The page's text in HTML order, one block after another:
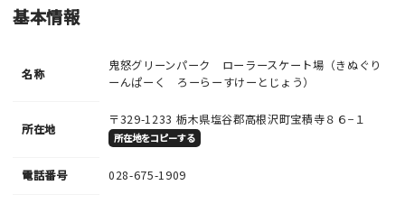
・投稿後に反映されない場合はお問い合わせからご連絡くださ
い。
基本情報
名称
鬼怒グリーンパーク ローラースケート場（きぬぐり
ーんぱーく ろーらーすけーとじょう）
所在地
〒329-1233 栃木県塩谷郡高根沢町宝積寺８６−１
所在地をコピーする
電話番号 028-675-1909